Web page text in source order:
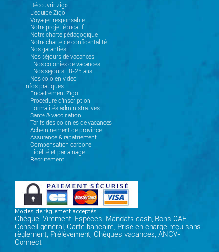
Découvrir zigo
L'équipe Zigo
Voyager responsable
Notre projet éducatif
Notre charte pédagogique
Notre charte de confidentalité
Nos garanties
Nos séjours de vacances
Nos colonies de vacances
Nos séjours 18-25 ans
Nos colo en vidéo
Infos pratiques
Encadrement Zigo
Procédure d'inscription
Formalités administratives
Santé & vaccination
Tarifs des colonies de vacances
Acheminement de province
Assurance & rapatriement
Compensation carbone
Fidélité et parrainage
Recrutement
Modes de règlement acceptés
Chèque, Virement, Espèces, Mandats cash, Bons CAF,
Conseil général, Carte bancaire, Prise en charge reçu sans
règlement, Prélèvement, Chèques vacances, ANCV-
Connect